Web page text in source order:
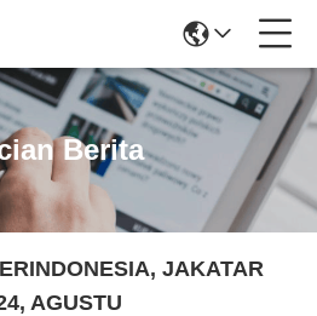
Berita
JAKATAR
AGUSTU